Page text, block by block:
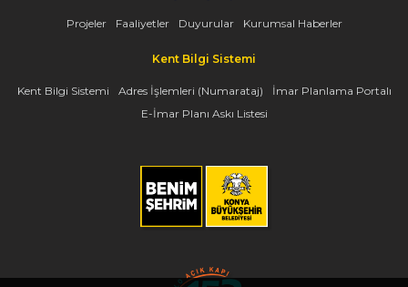
Projeler Faaliyetler Duyurular Kurumsal Haberler
Kent Bilgi Sistemi
Kent Bilgi Sistemi Adres İşlemleri (Numarataj)
İmar Planlama Portalı
E-İmar Planı Askı Listesi